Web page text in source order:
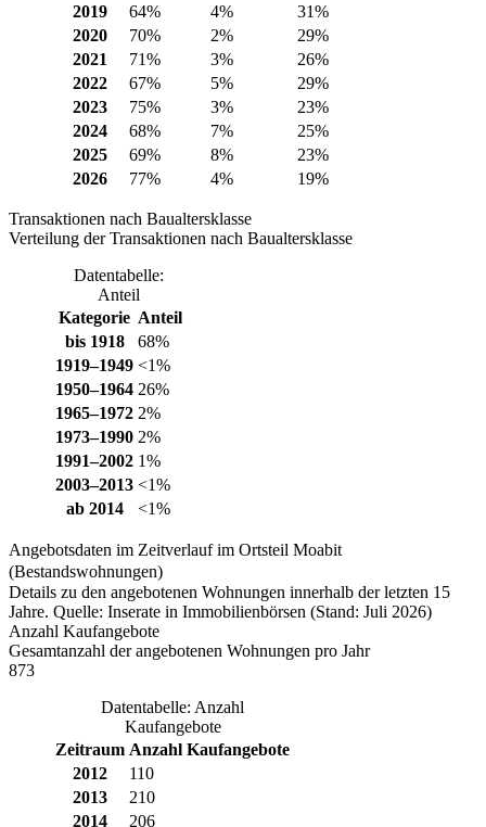
2019
64% 4%
31%
2020
70% 2%
29%
2021
71% 3%
26%
2022
67% 5%
29%
2023
75% 3%
23%
2024
68% 7%
25%
2025
69% 8%
23%
2026
77% 4% 19%
Transaktionen nach Baualtersklasse
Verteilung der Transaktionen nach Baualtersklasse
Datentabelle:
Anteil
Kategorie Anteil
bis 1918
68%
1919–1949 <1%
1950–1964 26%
1965–1972 2%
1973–1990 2%
1991–2002 1%
2003–2013 <1%
ab 2014
<1%
Angebotsdaten im Zeitverlauf im Ortsteil Moabit
(Bestandswohnungen)
Details zu den angebotenen Wohnungen innerhalb der letzten 15
Jahre. Quelle: Inserate in Immobilienbörsen (Stand: Juli 2026)
Anzahl Kaufangebote
Gesamtanzahl der angebotenen Wohnungen pro Jahr
873
Datentabelle: Anzahl
Kaufangebote
Zeitraum Anzahl Kaufangebote
2012
110
2013
210
2014
206